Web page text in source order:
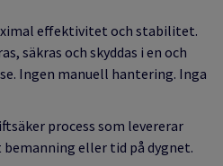
effektivitet och stabilitet.
säkras och skyddas i en och
Ingen manuell hantering. Inga
process som levererar
eller tid på dygnet.